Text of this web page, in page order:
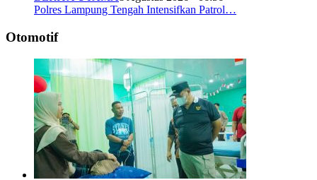
Polres Lampung Tengah Intensifkan Patrol…
Otomotif